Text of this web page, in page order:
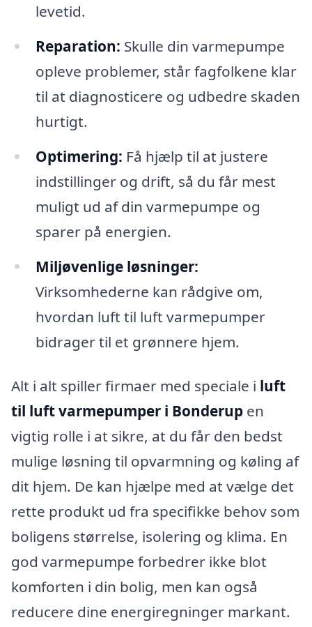
levetid.
Reparation: Skulle din varmepumpe
opleve problemer, står fagfolkene klar
til at diagnosticere og udbedre skaden
hurtigt.
Optimering: Få hjælp til at justere
indstillinger og drift, så du får mest
muligt ud af din varmepumpe og
sparer på energien.
Miljøvenlige løsninger:
Virksomhederne kan rådgive om,
hvordan luft til luft varmepumper
bidrager til et grønnere hjem.
Alt i alt spiller firmaer med speciale i luft
til luft varmepumper i Bonderup en
vigtig rolle i at sikre, at du får den bedst
mulige løsning til opvarmning og køling af
dit hjem. De kan hjælpe med at vælge det
rette produkt ud fra specifikke behov som
boligens størrelse, isolering og klima. En
god varmepumpe forbedrer ikke blot
komforten i din bolig, men kan også
reducere dine energiregninger markant.